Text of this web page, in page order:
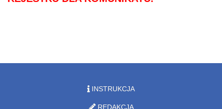
INSTRUKCJA
REDAKCJA